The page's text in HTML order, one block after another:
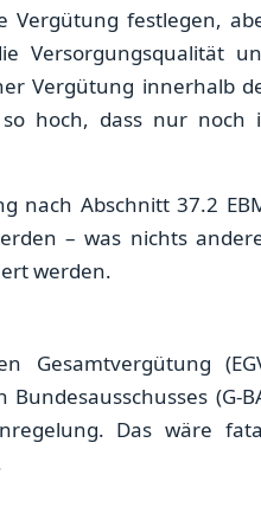
Vergütung festlegen,
Versorgungsqualität
Vergütung innerhalb
hoch, dass nur noch
nach Abschnitt 37.2
– was nichts
werden.
Gesamtvergütung
(G-
Das wäre